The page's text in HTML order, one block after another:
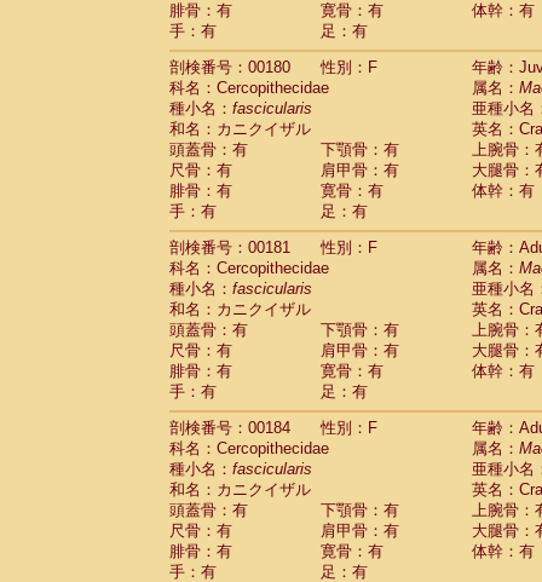
腓骨：有
寛骨：有
体幹：有
手：有
足：有
剖検番号：00180
性別：F
年齢：
科名：Cercopithecidae
属名：
種小名： fascicularis
亜種小名
和名：カニクイザル
英名：
頭蓋骨：有
下顎骨：有
上腕骨：
尺骨：有
肩甲骨：有
大腿骨：
腓骨：有
寛骨：有
体幹：有
手：有
足：有
剖検番号：00181
性別：F
年齢：
科名：Cercopithecidae
属名：
種小名： fascicularis
亜種小名
和名：カニクイザル
英名：
頭蓋骨：有
下顎骨：有
上腕骨：
尺骨：有
肩甲骨：有
大腿骨：
腓骨：有
寛骨：有
体幹：有
手：有
足：有
剖検番号：00184
性別：F
年齢：
科名：Cercopithecidae
属名：
種小名： fascicularis
亜種小名
和名：カニクイザル
英名：
頭蓋骨：有
下顎骨：有
上腕骨：
尺骨：有
肩甲骨：有
大腿骨：
腓骨：有
寛骨：有
体幹：有
手：有
足：有